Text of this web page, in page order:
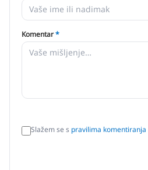
Komentar*
Slažem se s pravilima komentiranja